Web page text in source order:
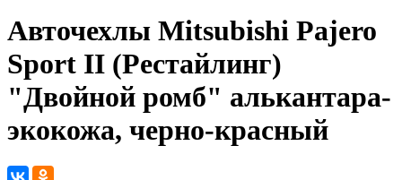
Авточехлы Mitsubishi Pajero
Sport II (Рестайлинг)
"Двойной ромб" алькантара-
экокожа, черно-красный